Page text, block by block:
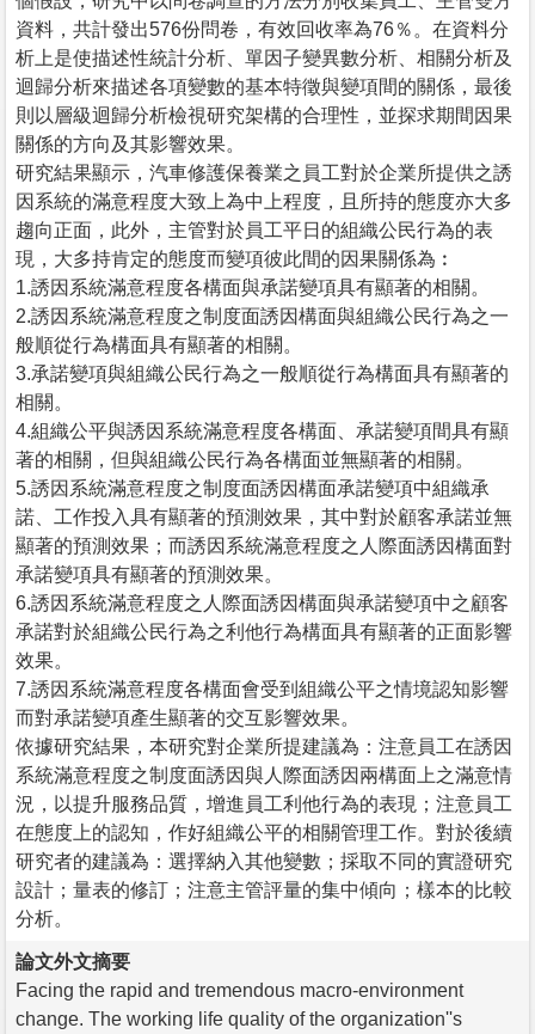
資料，共計發出576份問卷，有效回收率為76％。在資料分
析上是使描述性統計分析、單因子變異數分析、相關分析及
迴歸分析來描述各項變數的基本特徵與變項間的關係，最後
則以層級迴歸分析檢視研究架構的合理性，並探求期間因果
關係的方向及其影響效果。
研究結果顯示，汽車修護保養業之員工對於企業所提供之誘
因系統的滿意程度大致上為中上程度，且所持的態度亦大多
趨向正面，此外，主管對於員工平日的組織公民行為的表
現，大多持肯定的態度而變項彼此間的因果關係為︰
1.誘因系統滿意程度各構面與承諾變項具有顯著的相關。
2.誘因系統滿意程度之制度面誘因構面與組織公民行為之一
般順從行為構面具有顯著的相關。
3.承諾變項與組織公民行為之一般順從行為構面具有顯著的
相關。
4.組織公平與誘因系統滿意程度各構面、承諾變項間具有顯
著的相關，但與組織公民行為各構面並無顯著的相關。
5.誘因系統滿意程度之制度面誘因構面承諾變項中組織承
諾、工作投入具有顯著的預測效果，其中對於顧客承諾並無
顯著的預測效果；而誘因系統滿意程度之人際面誘因構面對
承諾變項具有顯著的預測效果。
6.誘因系統滿意程度之人際面誘因構面與承諾變項中之顧客
承諾對於組織公民行為之利他行為構面具有顯著的正面影響
效果。
7.誘因系統滿意程度各構面會受到組織公平之情境認知影響
而對承諾變項產生顯著的交互影響效果。
依據研究結果，本研究對企業所提建議為：注意員工在誘因
系統滿意程度之制度面誘因與人際面誘因兩構面上之滿意情
況，以提升服務品質，增進員工利他行為的表現；注意員工
在態度上的認知，作好組織公平的相關管理工作。對於後續
研究者的建議為：選擇納入其他變數；採取不同的實證研究
設計；量表的修訂；注意主管評量的集中傾向；樣本的比較
分析。
論文外文摘要
Facing the rapid and tremendous macro-environment
change. The working life quality of the organization''s